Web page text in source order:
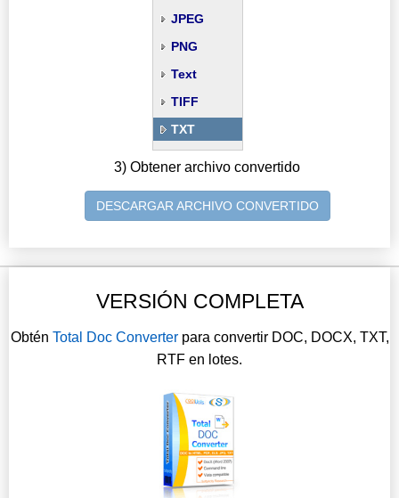
JPEG
PNG
Text
TIFF
TXT
3) Obtener archivo convertido
DESCARGAR ARCHIVO CONVERTIDO
VERSIÓN COMPLETA
Obtén Total Doc Converterpara convertir DOC, DOCX, TXT,
RTF en lotes.